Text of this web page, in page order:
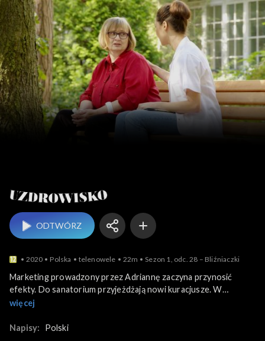
Uzdrowisko
ODTWÓRZ
2020 Polska telenowele 22m Sezon 1, odc. 28 – Bliźniaczki
Marketing prowadzony przez Adriannę zaczyna przynosić
efekty. Do sanatorium przyjeżdżają nowi kuracjusze. W
większości są to zblazowani nowobogaccy traktujący
więcej
Napisy: Polski